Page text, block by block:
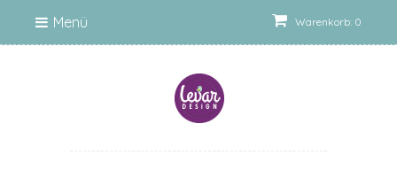
Warenkorb: 0
Menü